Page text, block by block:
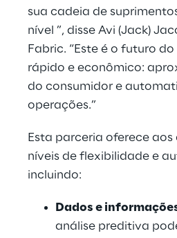
sua cadeia de
nível ”, disse Avi (Jack)
Fabric. “Este é o futuro
rápido e econômico:
do consumidor e
operações.”
Esta parceria oferece
níveis de flexibilidade e
incluindo:
Dados e
análise preditiva